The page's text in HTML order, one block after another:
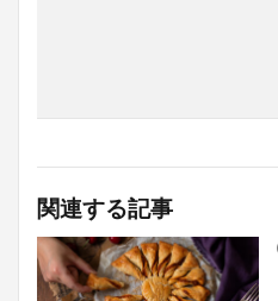
関連する記事